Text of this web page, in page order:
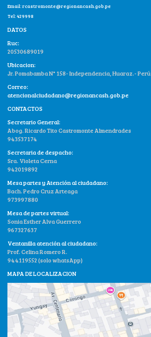
Email:rcastromonte@regionancash.gob.pe
Tel: 429998
DATOS
Ruc:
20530689019
Ubicacion:
Jr. Pomabamba N° 158- Independencia, Huaraz.- Perú
Correo:
atencionalciudadano@regionancash.gob.pe
CONTACTOS
Secretario General:
Abog. Ricardo Tito Castromonte Almendrades
943537174
Secretaria de despacho:
Sra. Violeta Cerna
942019892
Mesa partes y Atención al ciudadano:
Bach. Pedro Cruz Arteaga
973997880
Mesa de partes virtual:
Sonia Esther Alva Guerrero
967327637
Ventanilla atención al ciudadano:
Prof. Celina Romero R.
944119552 (solo whatsApp)
MAPA DE LOCALIZACION